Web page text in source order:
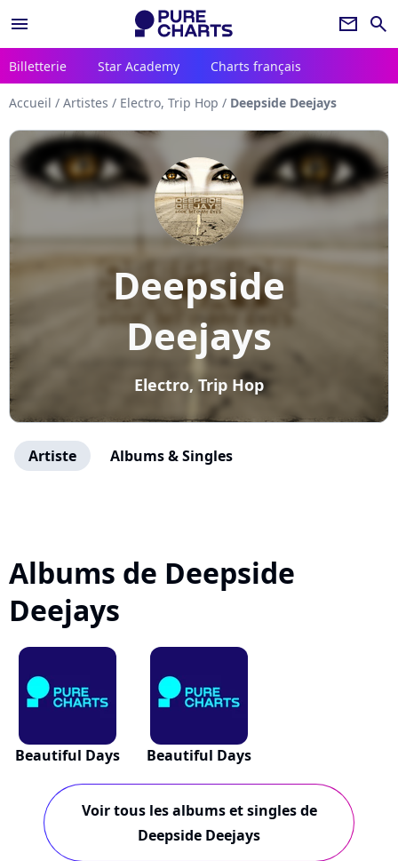
menu newsletter search
Billetterie Star Academy Charts français
Accueil / Artistes / Electro, Trip Hop / Deepside Deejays
Deepside
Deejays
Electro, Trip Hop
Artiste Albums & Singles
Albums de Deepside
Deejays
Beautiful Days Beautiful Days
Voir tous les albums et singles de
Deepside Deejays